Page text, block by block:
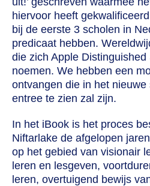
hiervoor heeft
bij de eerste 3 scholen in
predicaat hebben.
die zich Apple Distinguished
noemen. We hebben een
ontvangen die in het
entree te zien zal zijn.
In het iBook is het proces
Niftarlake de afgelopen
op het gebied van visionair
leren en lesgeven,
leren, overtuigend bewijs